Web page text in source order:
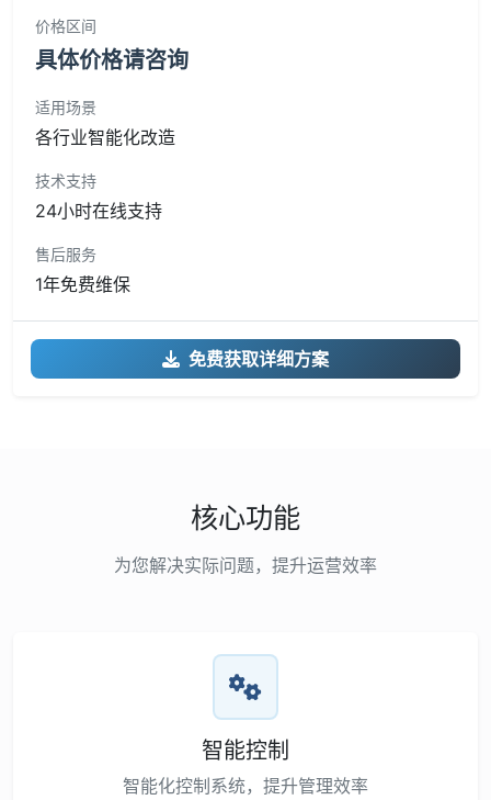
价格区间
具体价格请咨询
适用场景
各行业智能化改造
技术支持
24小时在线支持
售后服务
1年免费维保
免费获取详细方案
核心功能
为您解决实际问题，提升运营效率
智能控制
智能化控制系统，提升管理效率